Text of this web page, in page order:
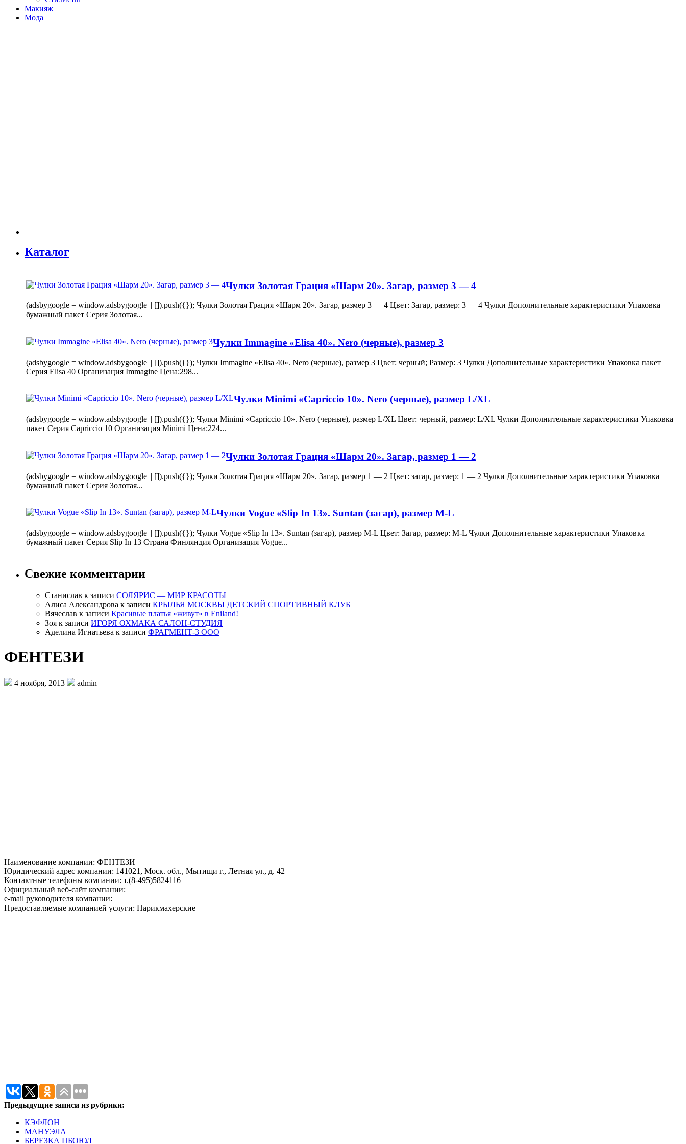
Макияж
Мода
Каталог
Чулки Золотая Грация «Шарм 20». Загар, размер 3 — 4
(adsbygoogle = window.adsbygoogle || []).push({}); Чулки Золотая Грация «Шарм 20». Загар, размер 3 — 4 Цвет: Загар, размер: 3 — 4 Чулки Дополнительные характеристики Упаковка
бумажный пакет Серия Золотая...
Чулки Immagine «Elisa 40». Nero (черные), размер 3
(adsbygoogle = window.adsbygoogle || []).push({}); Чулки Immagine «Elisa 40». Nero (черные), размер 3 Цвет: черный; Размер: 3 Чулки Дополнительные характеристики Упаковка пакет
Серия Elisa 40 Организация Immagine Цена:298...
Чулки Minimi «Capriccio 10». Nero (черные), размер L/XL
(adsbygoogle = window.adsbygoogle || []).push({}); Чулки Minimi «Capriccio 10». Nero (черные), размер L/XL Цвет: черный, размер: L/XL Чулки Дополнительные характеристики Упаковка
пакет Серия Capriccio 10 Организация Minimi Цена:224...
Чулки Золотая Грация «Шарм 20». Загар, размер 1 — 2
(adsbygoogle = window.adsbygoogle || []).push({}); Чулки Золотая Грация «Шарм 20». Загар, размер 1 — 2 Цвет: загар, размер: 1 — 2 Чулки Дополнительные характеристики Упаковка
бумажный пакет Серия Золотая...
Чулки Vogue «Slip In 13». Suntan (загар), размер M-L
(adsbygoogle = window.adsbygoogle || []).push({}); Чулки Vogue «Slip In 13». Suntan (загар), размер M-L Цвет: Загар, размер: M-L Чулки Дополнительные характеристики Упаковка
бумажный пакет Серия Slip In 13 Страна Финляндия Организация Vogue...
Свежие комментарии
Станислав к записи СОЛЯРИС — МИР КРАСОТЫ
Алиса Александрова к записи КРЫЛЬЯ МОСКВЫ ДЕТСКИЙ СПОРТИВНЫЙ КЛУБ
Вячеслав к записи Красивые платья «живут» в Eniland!
Зоя к записи ИГОРЯ ОХМАКА САЛОН-СТУДИЯ
Аделина Игнатьева к записи ФРАГМЕНТ-3 ООО
ФЕНТЕЗИ
4 ноября, 2013 admin
Наименование компании: ФЕНТЕЗИ
Юридический адрес компании: 141021, Моск. обл., Мытищи г., Летная ул., д. 42
Контактные телефоны компании: т.(8-495)5824116
Официальный веб-сайт компании:
e-mail руководителя компании:
Предоставляемые компанией услуги: Парикмахерские
Предыдущие записи из рубрики:
КЭФЛОН
МАНУЭЛА
БЕРЕЗКА ПБОЮЛ